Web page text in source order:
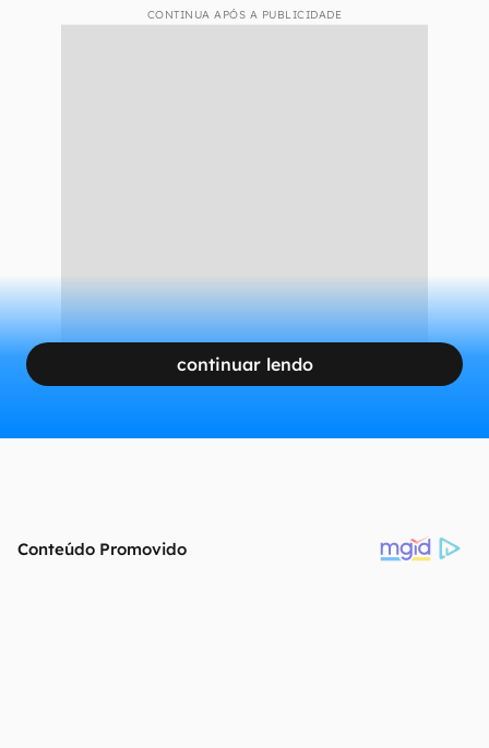
CONTINUA APÓS A PUBLICIDADE
continuar lendo